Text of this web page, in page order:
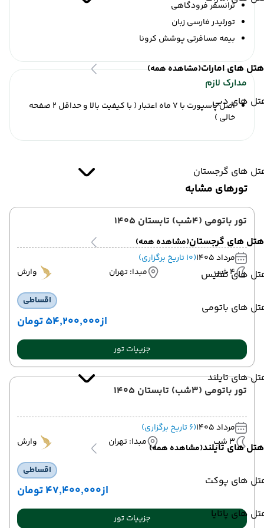
هتل های امارات(مشاهده همه)
های دبی
های گرجستان
هتل های گرجستان(مشاهده همه)
های تفلیس
های باتومی
های تایلند
هتل های تایلند(مشاهده همه)
های پوکت
های پاتایا
ترانسفر فرودگاهی
تورلیدر فارسی زبان
بیمه مسافرتی پوشش کرونا
مدارک لازم
اصل پاسپورت با 7 ماه اعتبار ( با کیفیت بالا و حداقل 2 صفحه
خالی )
تورهای مشابه
تور باتومی (4شب) تابستان 1405
مرداد 1405
(10 تاریخ برگزاری)
4 شب
مبدا: تهران وارش
اقساطی
از۵۴٬۲۰۰٬۰۰۰ تومان
جزییات تور
تور باتومی (3شب) تابستان 1405
مرداد 1405
(6 تاریخ برگزاری)
3 شب
مبدا: تهران وارش
اقساطی
از۴۷٬۴۰۰٬۰۰۰ تومان
جزییات تور